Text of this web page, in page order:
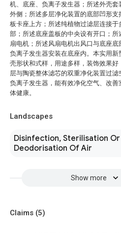
机、底座、负离子发生器；所述外壳套
外侧；所述多层净化装置的底部凹形支
板卡座上方；所述纯植物过滤层连接于
部；所述底座盖板的中央设有开口；所
扇电机；所述风扇电机出风口与底座底
负离子发生器安装在底座内。本实用新
壳形状和式样，用途多样，装饰效果好
层与陶瓷整体滤芯的双重净化装置过滤
负离子发生器，能有效净化空气、改善
体健康。
Landscapes
Disinfection, Sterilisation Or
Deodorisation Of Air
Show more
Claims (5)